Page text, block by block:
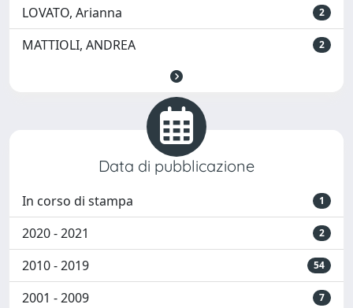
LOVATO, Arianna 2
MATTIOLI, ANDREA 2
Data di pubblicazione
In corso di stampa 1
2020 - 2021 2
2010 - 2019 54
2001 - 2009 7